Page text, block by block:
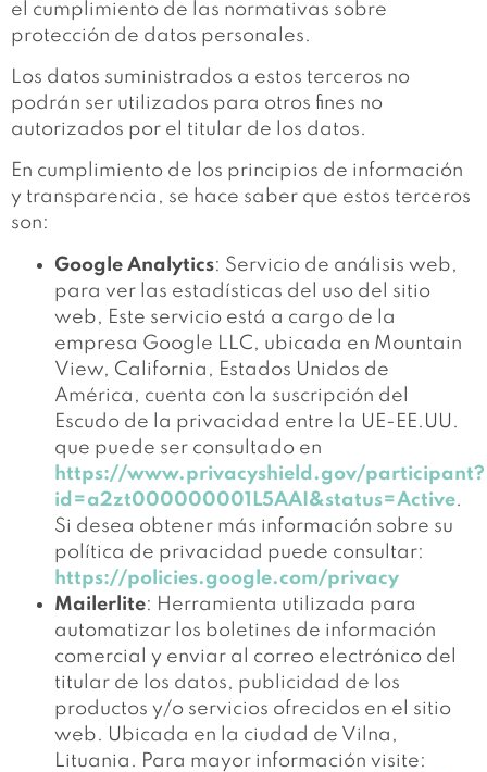
el cumplimiento de las normativas sobre
protección de datos personales.
Los datos suministrados a estos terceros no
podrán ser utilizados para otros fines no
autorizados por el titular de los datos.
En cumplimiento de los principios de información
y transparencia, se hace saber que estos terceros
son:
Google Analytics: Servicio de análisis web,
para ver las estadísticas del uso del sitio
web, Este servicio está a cargo de la
empresa Google LLC, ubicada en Mountain
View, California, Estados Unidos de
América, cuenta con la suscripción del
Escudo de la privacidad entre la UE-EE.UU.
que puede ser consultado en
https://www.privacyshield.gov/participant?
id=a2zt000000001L5AAI&status=Active.
Si desea obtener más información sobre su
política de privacidad puede consultar:
https://policies.google.com/privacy
Mailerlite: Herramienta utilizada para
automatizar los boletines de información
comercial y enviar al correo electrónico del
titular de los datos, publicidad de los
productos y/o servicios ofrecidos en el sitio
web. Ubicada en la ciudad de Vilna,
Lituania. Para mayor información visite: